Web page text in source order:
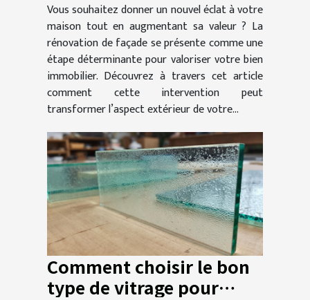
votre propriété?
Vous souhaitez donner un nouvel éclat à votre
maison tout en augmentant sa valeur ? La
rénovation de façade se présente comme une
étape déterminante pour valoriser votre bien
immobilier. Découvrez à travers cet article
comment cette intervention peut
transformer l’aspect extérieur de votre...
Comment choisir le bon
type de vitrage pour